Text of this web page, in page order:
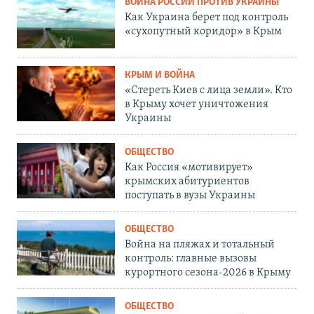
ВОЙНА РОССИИ ПРОТИВ УКРАИНЫ
Как Украина берет под контроль
«сухопутный коридор» в Крым
КРЫМ И ВОЙНА
«Стереть Киев с лица земли». Кто
в Крыму хочет уничтожения
Украины
ОБЩЕСТВО
Как Россия «мотивирует»
крымских абитуриентов
поступать в вузы Украины
ОБЩЕСТВО
Война на пляжах и тотальный
контроль: главные вызовы
курортного сезона-2026 в Крыму
ОБЩЕСТВО